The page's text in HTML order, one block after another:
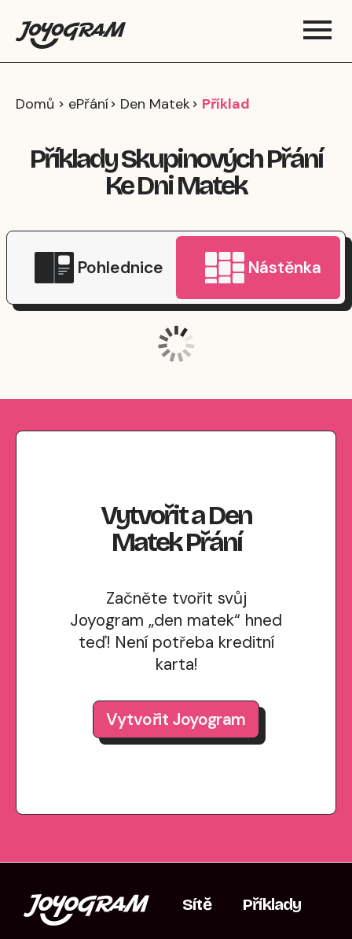
Domů ePřání Den Matek Příklad
Příklady Skupinových Přání
Ke Dni Matek
Pohlednice Nástěnka
VytvořitaDen
MatekPřání
Začněte tvořit svůj
Joyogram „den matek“ hned
teď! Není potřeba kreditní
karta!
Vytvořit Joyogram
Sítě Příklady